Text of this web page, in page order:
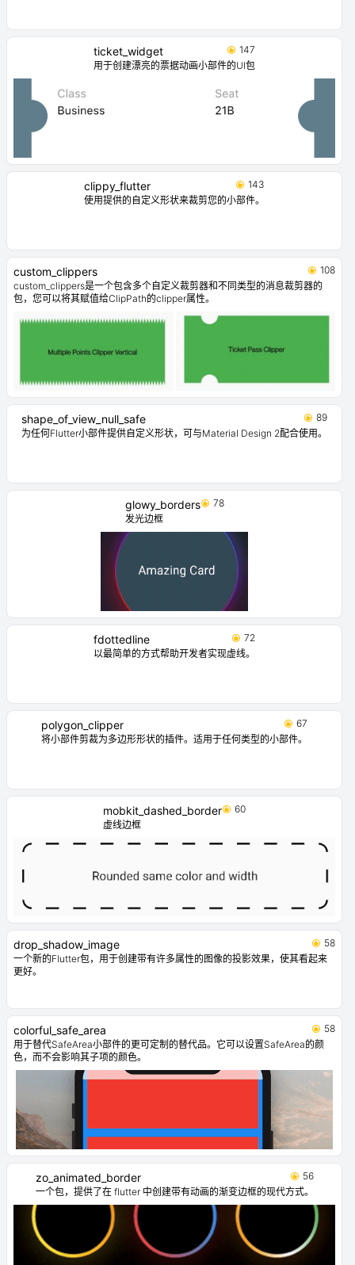
ticket_widget
147
用于创建漂亮的票据动画小部件的UI包
clippy_flutter
143
使用提供的自定义形状来裁剪您的小部件。
custom_clippers
108
custom_clippers是一个包含多个自定义裁剪器和不同类型的消息裁剪器的
包，您可以将其赋值给ClipPath的clipper属性。
shape_of_view_null_safe
89
为任何Flutter小部件提供自定义形状，可与Material Design 2配合使用。
glowy_borders
78
发光边框
fdottedline
72
以最简单的方式帮助开发者实现虚线。
polygon_clipper
67
将小部件剪裁为多边形形状的插件。适用于任何类型的小部件。
mobkit_dashed_border
60
虚线边框
drop_shadow_image
58
一个新的Flutter包，用于创建带有许多属性的图像的投影效果，使其看起来
更好。
colorful_safe_area
58
用于替代SafeArea小部件的更可定制的替代品。它可以设置SafeArea的颜
色，而不会影响其子项的颜色。
zo_animated_border
56
一个包，提供了在 flutter 中创建带有动画的渐变边框的现代方式。